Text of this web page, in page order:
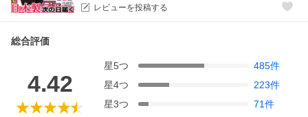
レビューを投稿する
総合評価
4.42
星5つ 485件
星4つ 223件
星3つ 71件